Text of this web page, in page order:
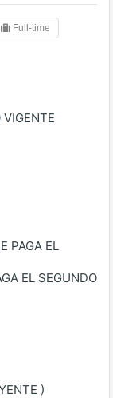
Full-time
PAGA EL
EL SEGUNDO
)